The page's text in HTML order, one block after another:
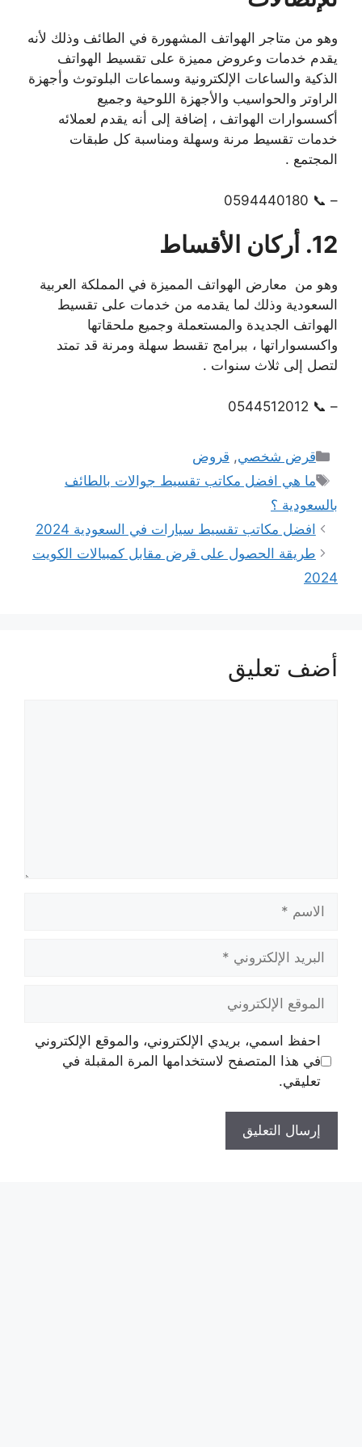
وهو من متاجر الهواتف المشهورة في الطائف وذلك لأنه
يقدم خدمات وعروض مميزة على تقسيط الهواتف
الذكية والساعات الإلكترونية وسماعات البلوتوث وأجهزة
الراوتر والحواسيب والأجهزة اللوحية وجميع
أكسسوارات الهواتف ، إضافة إلى أنه يقدم لعملائه
خدمات تقسيط مرنة وسهلة ومناسبة كل طبقات
المجتمع .
– 📞 0594440180
12. أركان الأقساط
وهو من معارض الهواتف المميزة في المملكة العربية
السعودية وذلك لما يقدمه من خدمات على تقسيط
الهواتف الجديدة والمستعملة وجميع ملحقاتها
واكسسواراتها ، ببرامج تقسط سهلة ومرنة قد تمتد
لتصل إلى ثلاث سنوات .
– 📞 0544512012
التصنيفات
قرض شخصي, قروض
الوسوم
ما هي افضل مكاتب تقسيط جوالات بالطائف
بالسعودية ؟
افضل مكاتب تقسيط سيارات في السعودية 2024
طريقة الحصول على قرض مقابل كمبيالات الكويت
2024
أضف تعليق
الإلكتروني
الإلكتروني
احفظ اسمي، بريدي الإلكتروني، والموقع الإلكتروني
في هذا المتصفح لاستخدامها المرة المقبلة في
تعليقي.